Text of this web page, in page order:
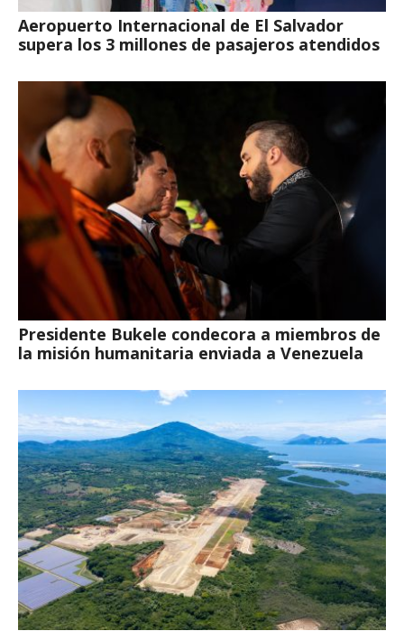
Aeropuerto Internacional de El Salvador
supera los 3 millones de pasajeros atendidos
Presidente Bukele condecora a miembros de
la misión humanitaria enviada a Venezuela